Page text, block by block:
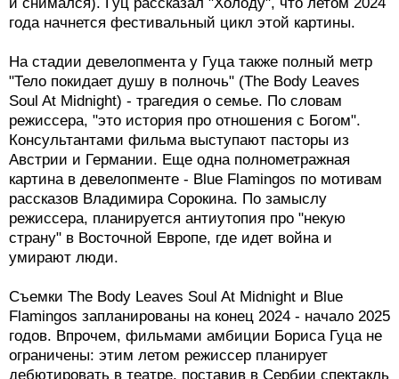
проекта присоединились Александр Кузнецов и
Приянка Чопра Джонас ("Цитадель").
Борис Гуц
Автор первого игрового фильма о белорусских
протестах 2020 года "Минск", Борис Гуц - один из
самых плодовитых режиссеров, покинувших Россию.
Сейчас у него несколько проектов. В 2023 году Гуц
завершил работу над полнометражной картиной Deaf
Lovers. Это история о том, как эмигранты (русский и
украинка) встретились в Стамбуле (в Турции проект
и снимался). Гуц рассказал "Холоду", что летом 2024
года начнется фестивальный цикл этой картины.
На стадии девелопмента у Гуца также полный метр
"Тело покидает душу в полночь" (The Body Leaves
Soul At Midnight) - трагедия о семье. По словам
режиссера, "это история про отношения с Богом".
Консультантами фильма выступают пасторы из